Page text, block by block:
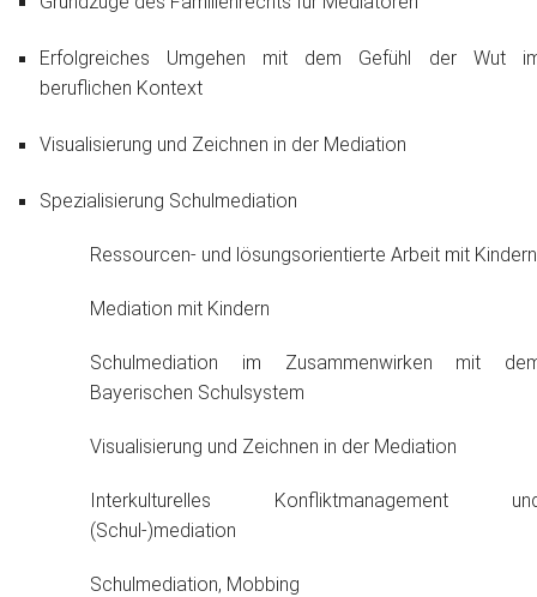
Erfolgreiches Umgehen mit dem Gefühl der Wut
beruflichen Kontext
Visualisierung und Zeichnen in der Mediation
Spezialisierung Schulmediation
Ressourcen- und lösungsorientierte Arbeit mit Kindern
Mediation mit Kindern
Schulmediation im Zusammenwirken mit
Bayerischen Schulsystem
Visualisierung und Zeichnen in der Mediation
Interkulturelles Konfliktmanagement
(Schul-)mediation
Schulmediation, Mobbing